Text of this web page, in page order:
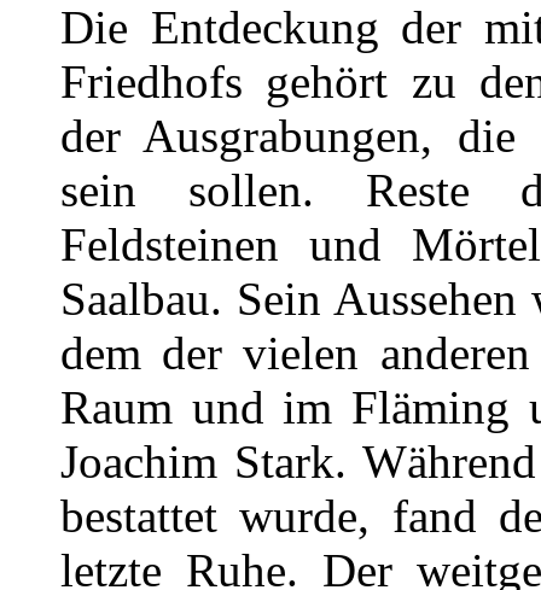
Die Entdeckung der
Friedhofs gehört zu
der Ausgrabungen, die
sein sollen. Reste
Feldsteinen und
Saalbau. Sein
dem der vielen
Raum und im Fläming
Joachim Stark.
bestattet wurde, fand
letzte Ruhe. Der